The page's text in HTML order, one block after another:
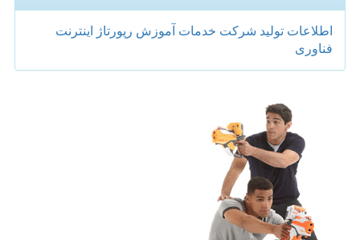
اطلاعات تولید شركت خدمات آموزش رپورتاژ
اینترنت
فناوری